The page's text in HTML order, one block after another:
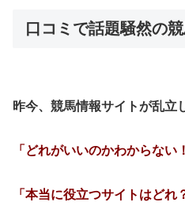
口コミで話題騒然の
昨今、競馬情報サイトが乱立
「どれがいいのかわからない
「本当に役立つサイトはどれ